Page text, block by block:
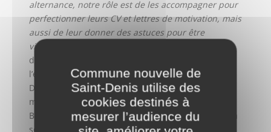
alternance, notre rôle est de les accompagner pour
perfectionner leurs CV et lettres de motivation, mais
aussi de leur donner des astuces pour être
visibles »,
développement professionnel à l’Association pour
l’emploi des cadres (APEC) située à Pleyel (Saint-
Denis). En effet, les entreprises sont attentives à la
motivation du ou de la candidat·e, insiste William
Bertrand, responsable des opérations au sein de la
société de diagnostique immobilier Arkhedia :
Commune nouvelle de
Saint-Denis utilise des
cookies destinés à
mesurer l’audience du